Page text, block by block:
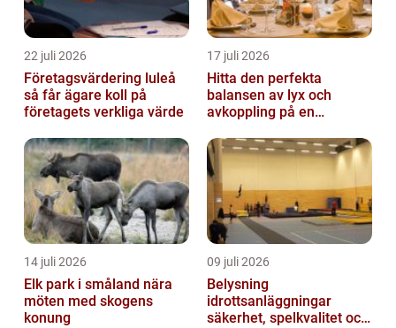
22 juli 2026
Företagsvärdering luleå
så får ägare koll på
företagets verkliga värde
17 juli 2026
Hitta den perfekta
balansen av lyx och
avkoppling på en
Östermalm
14 juli 2026
Elk park i småland nära
möten med skogens
konung
09 juli 2026
Belysning
idrottsanläggningar
säkerhet, spelkvalitet och